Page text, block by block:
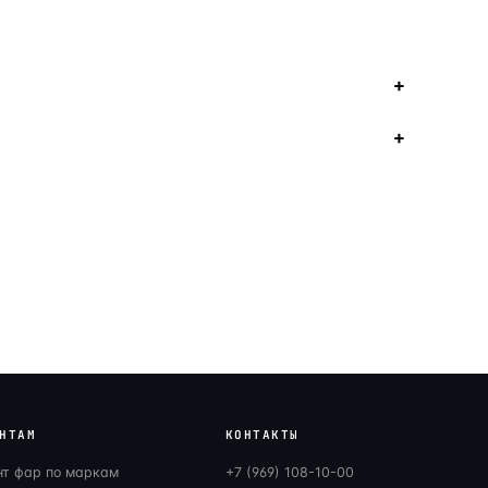
фар по маркам
КОНТАКТЫ
+7 (969) 108-10-00